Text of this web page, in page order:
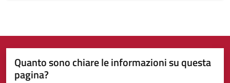
Quanto sono chiare le informazioni su questa
pagina?